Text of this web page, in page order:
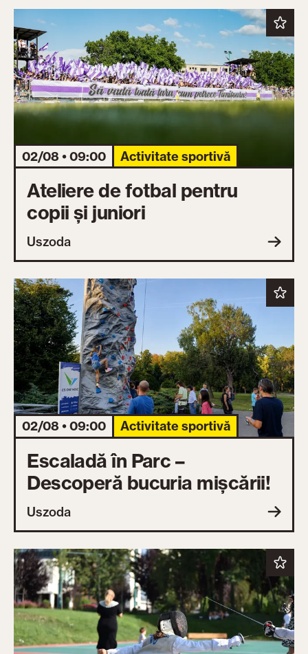
02/08 • 09:00 Activitate sportivă
Ateliere de fotbal pentru
copii și juniori
Uszoda
02/08 • 09:00 Activitate sportivă
Escaladă în Parc –
Descoperă bucuria mișcării!
Uszoda